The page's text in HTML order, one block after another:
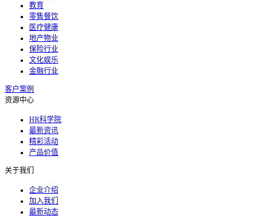
教育
零售餐饮
医疗健康
地产物业
保险行业
文化娱乐
金融行业
客户案例
资源中心
HR科学院
最新资讯
精彩活动
产品价值
关于我们
企业介绍
加入我们
最新动态